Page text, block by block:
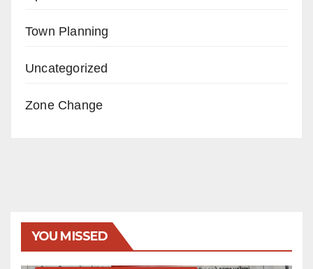
Town Planning
Uncategorized
Zone Change
YOU MISSED